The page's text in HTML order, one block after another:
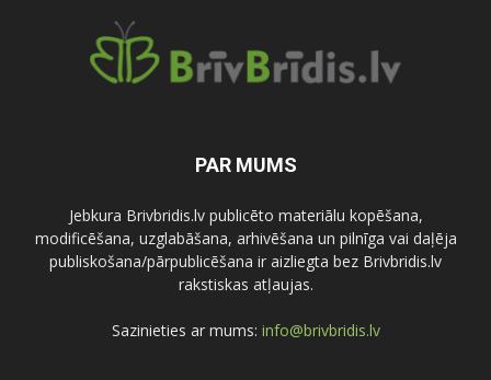
PAR MUMS
Jebkura Brivbridis.lv publicēto materiālu kopēšana,
modificēšana, uzglabāšana, arhivēšana un pilnīga vai daļēja
publiskošana/pārpublicēšana ir aizliegta bez Brivbridis.lv
rakstiskas atļaujas.
Sazinieties ar mums: info@brivbridis.lv